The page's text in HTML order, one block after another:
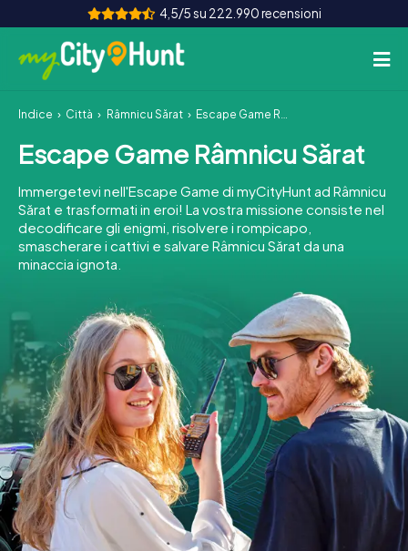
4,5/5 su 222.990 recensioni
Come funziona
Città
Tour
Team Building
INT AT CH
DE
ES
FR UK
IE
IT
NL
Prenota Biglietti
Acquista i Voucher
Indice Città Râmnicu Sărat Escape Game Râmnicu Sărat
Escape Game Râmnicu Sărat
Immergetevi nell'Escape Game di myCityHunt ad Râmnicu
Sărat e trasformati in eroi! La vostra missione consiste nel
decodificare gli enigmi, risolvere i rompicapo,
smascherare i cattivi e salvare Râmnicu Sărat da una
minaccia ignota.